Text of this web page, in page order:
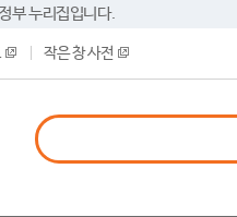
부 누리집입니다.
작은 창 사전